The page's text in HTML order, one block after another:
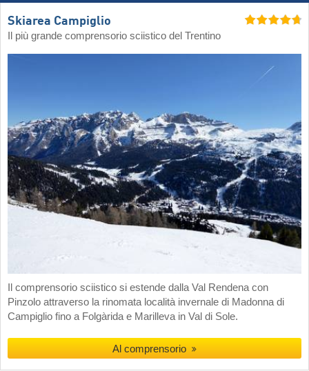
Skiarea Campiglio
Il più grande comprensorio sciistico del Trentino
Il comprensorio sciistico si estende dalla Val Rendena con
Pinzolo attraverso la rinomata località invernale di Madonna di
Campiglio fino a Folgàrida e Marilleva in Val di Sole.
Al comprensorio